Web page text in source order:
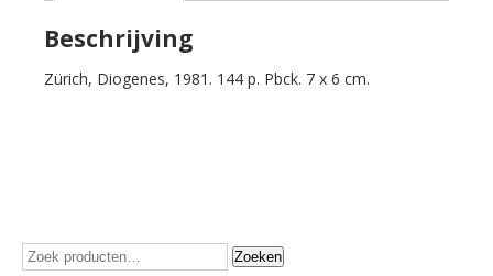
Geflügelte
Verse
Beschrijving
Zürich, Diogenes, 1981. 144 p. Pbck. 7 x 6 cm.
Zoeken
Zoeken